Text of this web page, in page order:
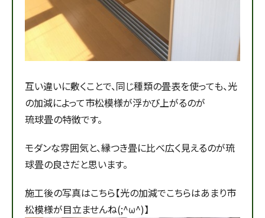
互い違いに敷くことで、同じ種類の畳表を使っても、光
の加減によって市松模様が浮かび上がるのが
琉球畳の特徴です。
モダンな雰囲気と、縁つき畳に比べ広く見えるのが琉
球畳の良さだと思います。
施工後の写真はこちら【光の加減でこちらはあまり市
松模様が目立ませんね(;^ω^)】